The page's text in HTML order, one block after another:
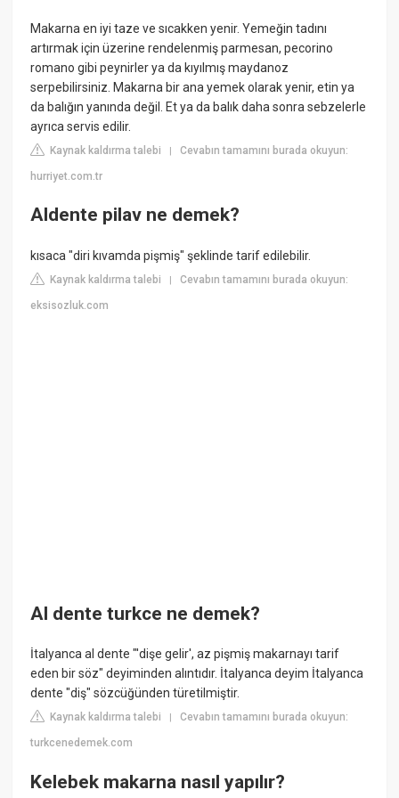
Makarna en iyi taze ve sıcakken yenir. Yemeğin tadını
artırmak için üzerine rendelenmiş parmesan, pecorino
romano gibi peynirler ya da kıyılmış maydanoz
serpebilirsiniz. Makarna bir ana yemek olarak yenir, etin ya
da balığın yanında değil. Et ya da balık daha sonra sebzelerle
ayrıca servis edilir.
Kaynak kaldırma talebi |Cevabın tamamını burada okuyun:
hurriyet.com.tr
Aldente pilav ne demek?
kısaca "diri kıvamda pişmiş" şeklinde tarif edilebilir.
Kaynak kaldırma talebi |Cevabın tamamını burada okuyun:
eksisozluk.com
Al dente turkce ne demek?
İtalyanca al dente "'dişe gelir', az pişmiş makarnayı tarif
eden bir söz" deyiminden alıntıdır. İtalyanca deyim İtalyanca
dente "diş" sözcüğünden türetilmiştir.
Kaynak kaldırma talebi |Cevabın tamamını burada okuyun:
turkcenedemek.com
Kelebek makarna nasıl yapılır?